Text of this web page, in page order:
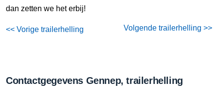
dan zetten we het erbij!
<< Vorige trailerhelling Volgende trailerhelling >>
Contactgegevens Gennep, trailerhelling